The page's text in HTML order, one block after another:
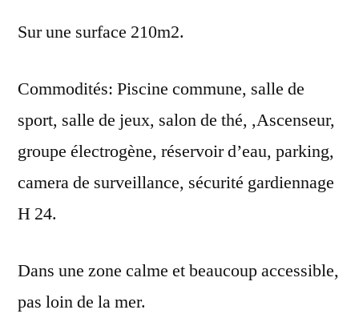
Sur une surface 210m2.
Commodités: Piscine commune, salle de
sport, salle de jeux, salon de thé, ,Ascenseur,
groupe électrogène, réservoir d’eau, parking,
camera de surveillance, sécurité gardiennage
H 24.
Dans une zone calme et beaucoup accessible,
pas loin de la mer.